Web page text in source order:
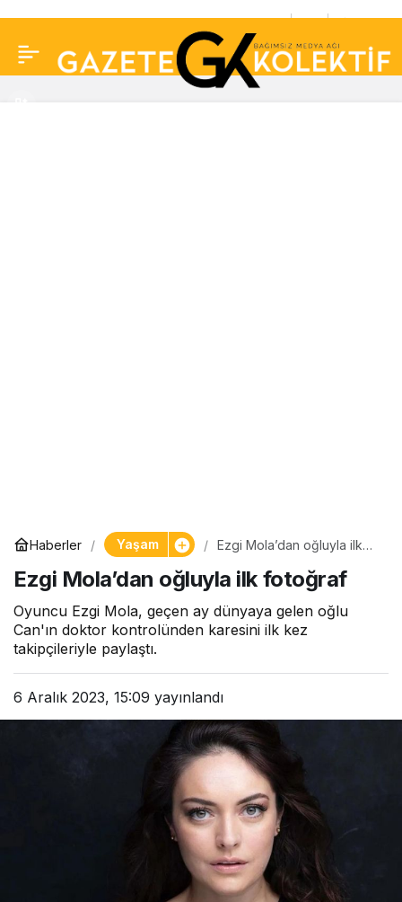
Haberler Yaşam
Ezgi Mola’dan oğluyla ilk
Ezgi Mola’dan oğluyla ilk fotoğraf
Oyuncu Ezgi Mola, geçen ay dünyaya gelen oğlu
Can'ın doktor kontrolünden karesini ilk kez
takipçileriyle paylaştı.
6 Aralık 2023, 15:09 yayınlandı
bıraktı! ‘Ayrılma nedenim